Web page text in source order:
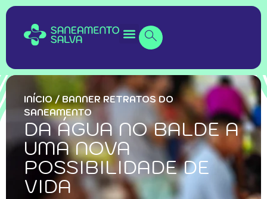
INÍCIO / BANNER RETRATOS DO
SANEAMENTO
DA ÁGUA NO BALDE A
UMA NOVA
POSSIBILIDADE DE
VIDA